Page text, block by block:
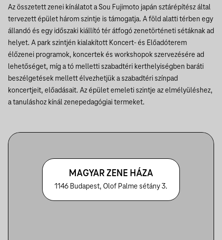
Az összetett zenei kínálatot a Sou Fujimoto japán sztárépítész által
tervezett épület három szintje is támogatja. A föld alatti térben egy
állandó és egy időszaki kiállító tér átfogó zenetörténeti sétáknak ad
helyet. A park szintjén kialakított Koncert- és Előadóterem
élőzenei programok, koncertek és workshopok szervezésére ad
lehetőséget, míg a tó melletti szabadtéri kerthelyiségben baráti
beszélgetések mellett élvezhetjük a szabadtéri színpad
koncertjeit, előadásait. Az épület emeleti szintje az elmélyüléshez,
a tanuláshoz kínál zenepedagógiai termeket.
MAGYAR ZENE HÁZA
1146 Budapest, Olof Palme sétány 3.